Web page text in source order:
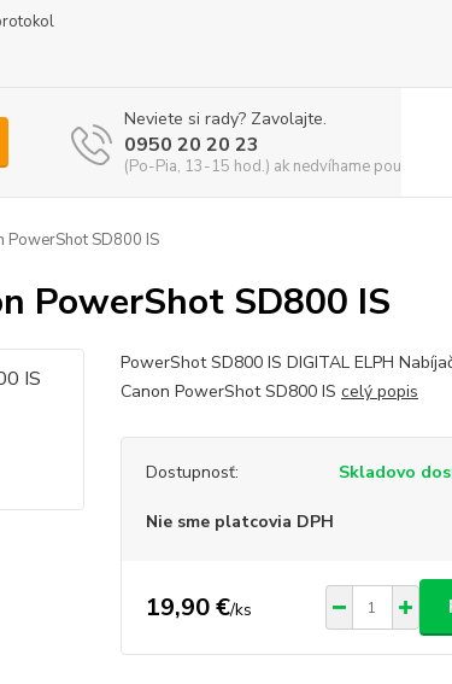
Neviete si rady? Zavolajte.
0950 20 20 23
(Po-Pia, 13-15 hod.) ak nedvíhame použite
PowerShot SD800 IS
PowerShot SD800 IS
PowerShot SD800 IS DIGITAL ELPH
Canon PowerShot SD800 IS celý popis
Dostupnosť: Skladovo
Nie sme platcovia DPH
19,90 €/ks